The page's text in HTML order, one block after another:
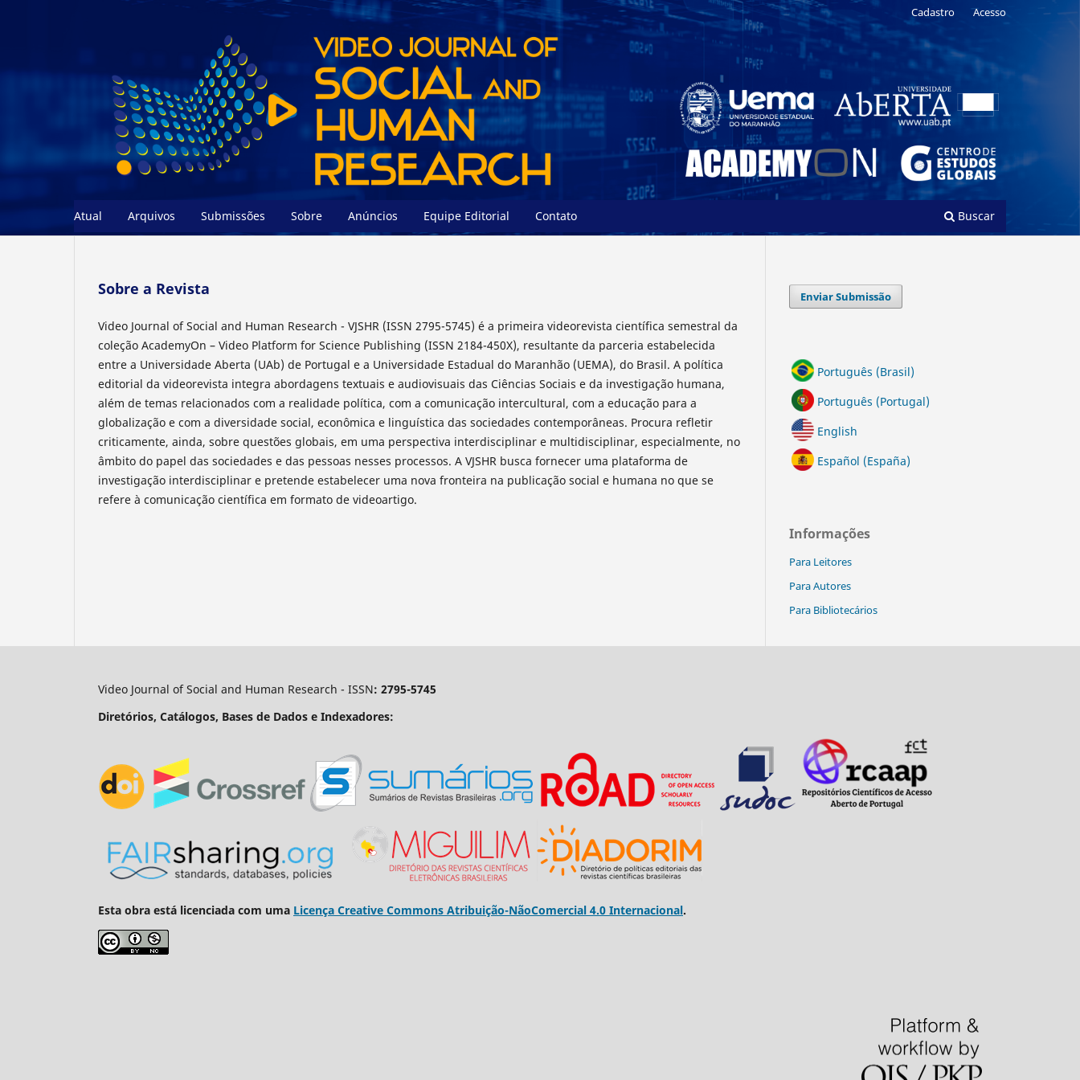
Atual Arquivos Submissões Sobre Anúncios Equipe Editorial Contato Buscar
Cadastro Acesso
Sobre a Revista
Video Journal of Social and Human Research - VJSHR (ISSN 2795-5745) é a primeira videorevista científica semestral da
coleção AcademyOn – Video Platform for Science Publishing (ISSN 2184-450X), resultante da parceria estabelecida
entre a Universidade Aberta (UAb) de Portugal e a Universidade Estadual do Maranhão (UEMA), do Brasil. A política
editorial da videorevista integra abordagens textuais e audiovisuais das Ciências Sociais e da investigação humana,
além de temas relacionados com a realidade política, com a comunicação intercultural, com a educação para a
globalização e com a diversidade social, econômica e linguística das sociedades contemporâneas. Procura refletir
criticamente, ainda, sobre questões globais, em uma perspectiva interdisciplinar e multidisciplinar, especialmente, no
âmbito do papel das sociedades e das pessoas nesses processos. A VJSHR busca fornecer uma plataforma de
investigação interdisciplinar e pretende estabelecer uma nova fronteira na publicação social e humana no que se
refere à comunicação científica em formato de videoartigo.
Enviar Submissão
Português (Brasil)
Português (Portugal)
English
Español (España)
Informações
Para Leitores
Para Autores
Para Bibliotecários
Video Journal of Social and Human Research - ISSN: 2795-5745
Diretórios, Catálogos, Bases de Dados e Indexadores:
Esta obra está licenciada com uma Licença Creative Commons Atribuição-NãoComercial 4.0 Internacional.